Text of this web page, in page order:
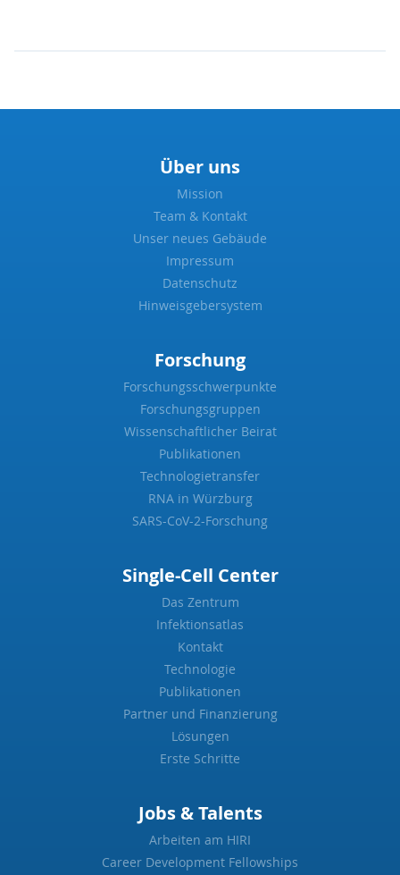
Über uns
Mission
Team & Kontakt
Unser neues Gebäude
Impressum
Datenschutz
Hinweisgebersystem
Forschung
Forschungsschwerpunkte
Forschungsgruppen
Wissenschaftlicher Beirat
Publikationen
Technologietransfer
RNA in Würzburg
SARS-CoV-2-Forschung
Single-Cell Center
Das Zentrum
Infektionsatlas
Kontakt
Technologie
Publikationen
Partner und Finanzierung
Lösungen
Erste Schritte
Jobs & Talents
Arbeiten am HIRI
Career Development Fellowships